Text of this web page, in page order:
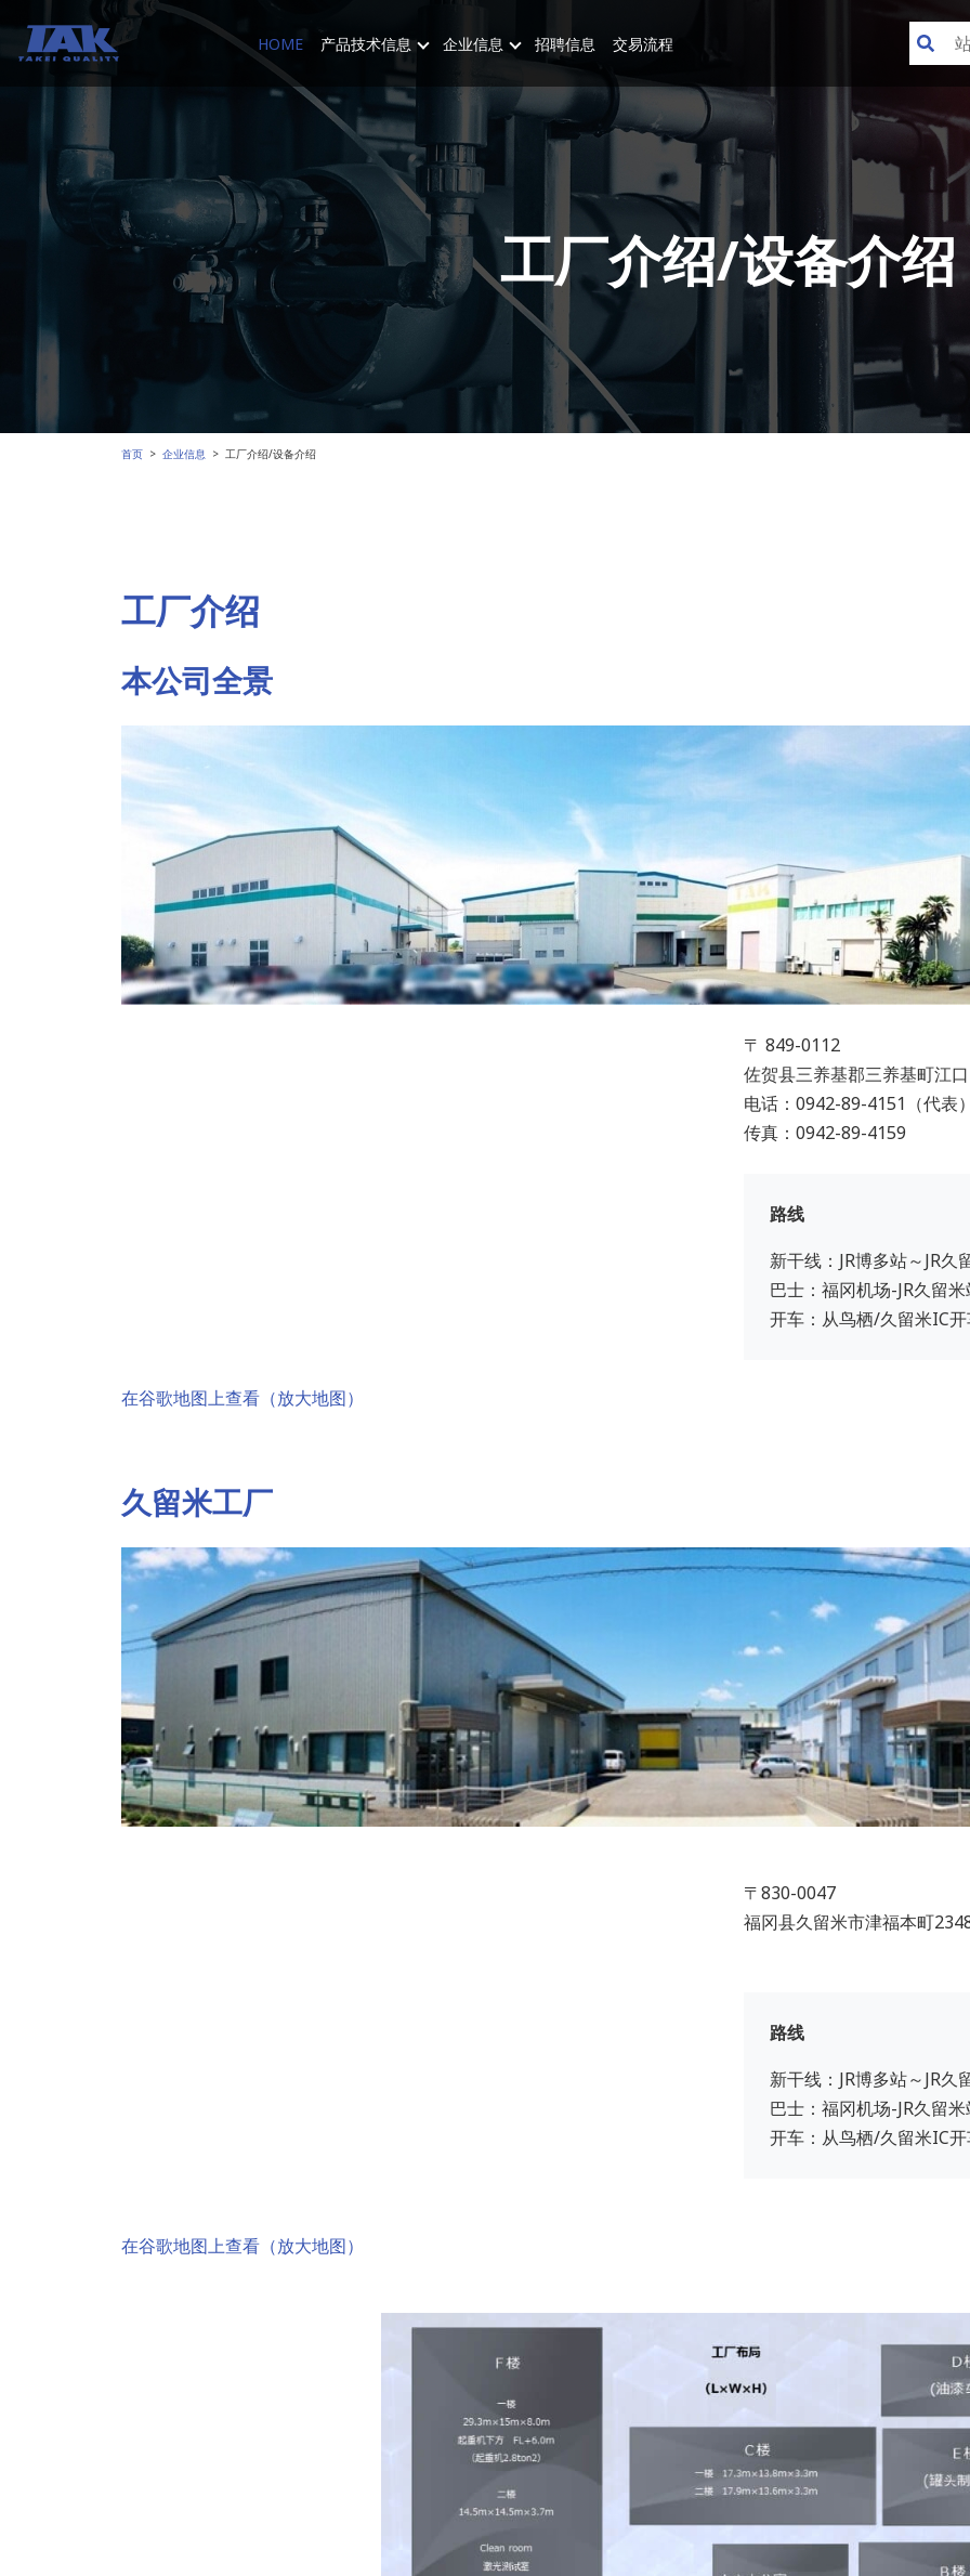
HOME 产品技术信息 企业信息 招聘信息 交易流程
工厂介绍/设备介绍
首页 企业信息 工厂介绍/设备介绍
工厂介绍
本公司全景
在谷歌地图上查看（放大地图）
〒 849-0112
佐贺县三养基郡三养基町江
电话： 0942-89-4151 （代表
传真：0942-89-4159
路线
新干线：JR博多站～JR
巴士：福冈机场-JR久留
开车：从鸟栖/久留米IC
久留米工厂
在谷歌地图上查看（放大地图）
〒830-0047
福冈县久留米市津福本町
路线
新干线：JR博多站～JR
巴士：福冈机场-JR久留
开车：从鸟栖/久留米IC